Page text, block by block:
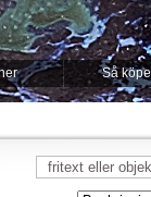
Så